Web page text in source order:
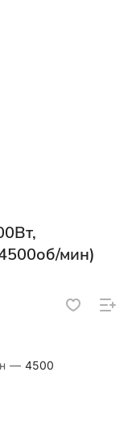
мин)
— 4500